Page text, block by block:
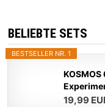
BELIEBTE SETS
BESTSELLER NR. 1
19,99